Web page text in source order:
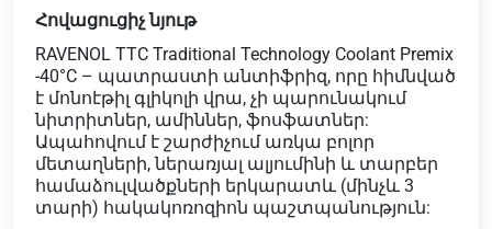
Հովացուցիչ նյութ
RAVENOL TTC Traditional Technology Coolant Premix
-40°C – պատրաստի անտիֆրիզ, որը հիմնված
է մոնոէթիլ գլիկոլի վրա, չի պարունակում
նիտրիտներ, ամիններ, ֆոսֆատներ:
Ապահովում է շարժիչում առկա բոլոր
մետաղների, ներառյալ ալյումինի և տարբեր
համաձուլվածքների երկարատև (մինչև 3
տարի) հակակոռոզիոն պաշտպանություն: